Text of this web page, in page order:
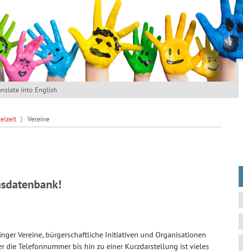
into English
Vereine
Vereine, bürgerschaftliche Initiativen und Organisationen
die Telefonnummer bis hin zu einer Kurzdarstellung ist vieles